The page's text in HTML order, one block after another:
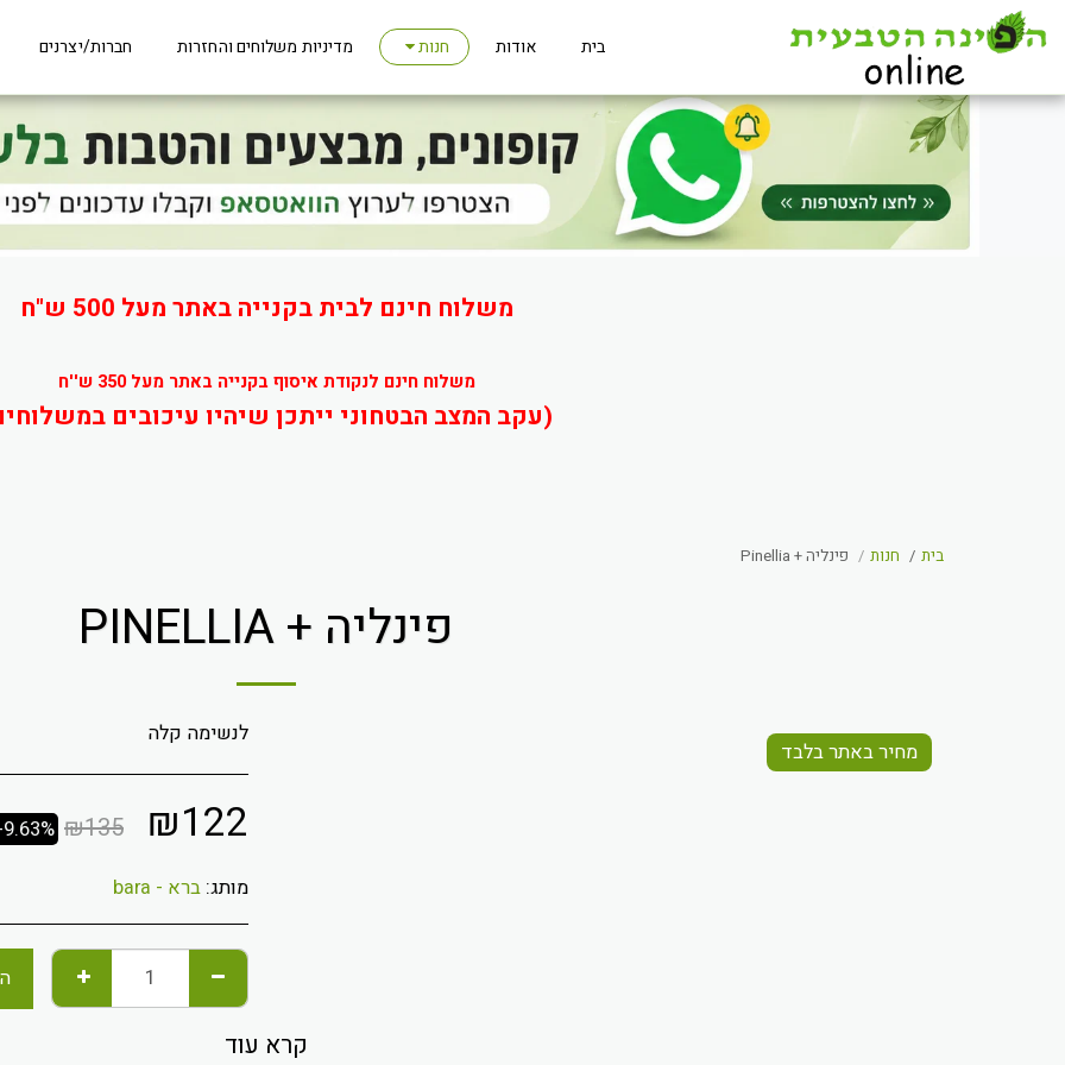
משלוח חינם לבית בקנייה באתר מעל 500 ש"ח
משלוח חינם לנקודת איסוף בקנייה באתר מעל 350 ש''ח
(עקב המצב הבטחוני ייתכן שיהיו עיכובים
בית אודות חנות מדיניות משלוחים והחזרות חברות/יצרנים
בית חנות פינליה + Pinellia
פינליה + PINELLIA
מחיר באתר בלבד
לנשימה קלה
₪122
₪135
מותג: ברא - bara
קרא עוד